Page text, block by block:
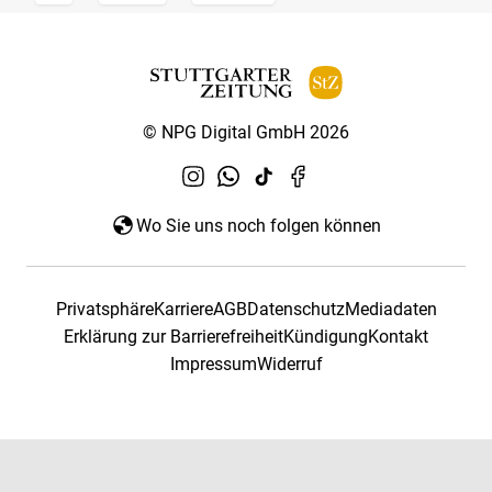
© NPG Digital GmbH 2026
Wo Sie uns noch folgen können
PrivatsphäreKarriereAGBDatenschutzMediadaten
Erklärung zur BarrierefreiheitKündigungKontakt
ImpressumWiderruf